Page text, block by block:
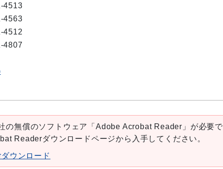
4513
4563
4512
4807
の無償のソフトウェア「Adobe Acrobat Reader」が必要で
Readerダウンロードページから入手してください。
ウンロード